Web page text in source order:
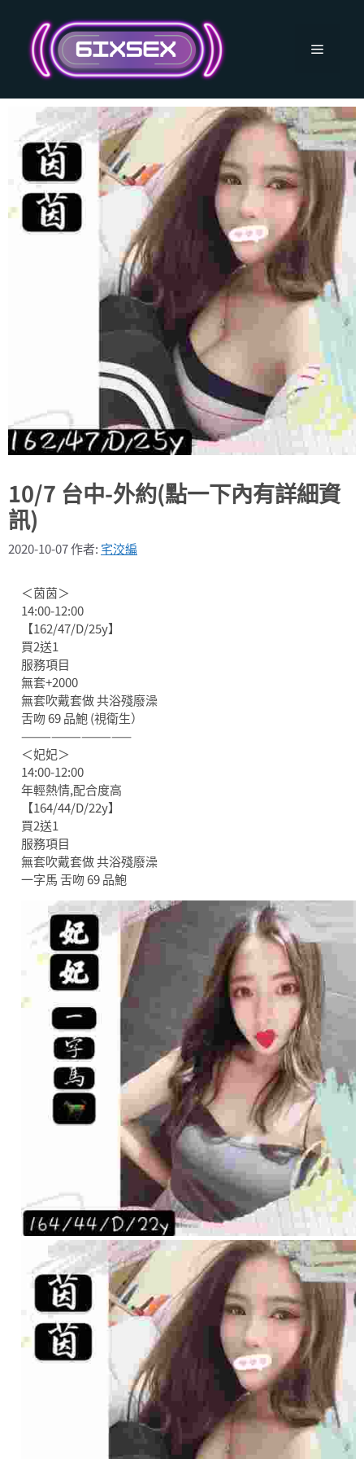
容
選
單
10/7 台中-外約(點一下內有詳細資
訊)
2020-10-07作者: 宅洨編
＜茵茵＞
14:00-12:00
【162/47/D/25y】
買2送1
服務項目
無套+2000
無套吹戴套做 共浴殘廢澡
舌吻 69 品鮑 (視衛生）
———————————
＜妃妃＞
14:00-12:00
年輕熱情,配合度高
【164/44/D/22y】
買2送1
服務項目
無套吹戴套做 共浴殘廢澡
一字馬 舌吻 69 品鮑